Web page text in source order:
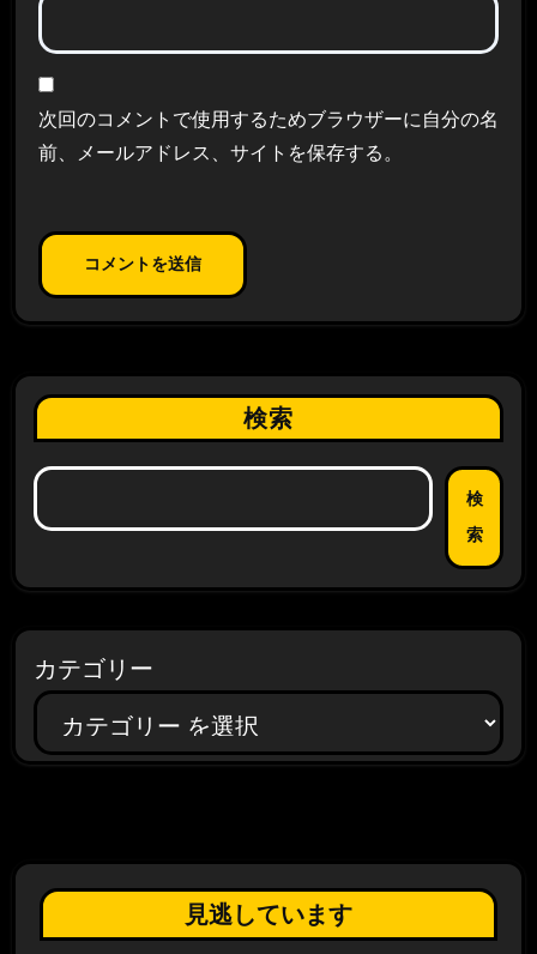
次回のコメントで使用するためブラウザーに自分の名
前、メールアドレス、サイトを保存する。
検索
検
索
カテゴリー
見逃しています